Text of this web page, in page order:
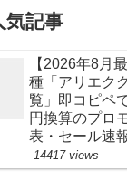
気記事
【2026年8月
種「アリエク
覧」即コピペ
円換算のプロ
表・セール速
14417 views